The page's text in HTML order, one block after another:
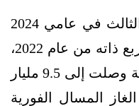
وما زالت نتائج أعمال الربع الثالث في عامي 2024
و2023، منخفضة بشدة عن الربع ذاته من عام 2022،
الذي سجّلت فيه أرباحًا تاريخية وصلت إلى 9.5 مليار
المسال الفورية